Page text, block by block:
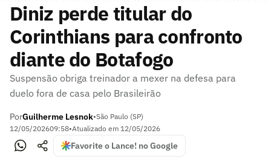
Diniz perde titular do
Corinthians para confronto
diante do Botafogo
Suspensão obriga treinador a mexer na defesa para
duelo fora de casa pelo Brasileirão
PorGuilherme Lesnok•São Paulo (SP)
12/05/202609:58•Atualizado em 12/05/2026
Favorite o Lance! no Google